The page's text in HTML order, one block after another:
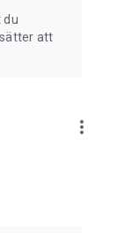
inom EU.
du
att
more_vert